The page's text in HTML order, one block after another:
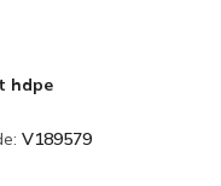
hdpe
V189579